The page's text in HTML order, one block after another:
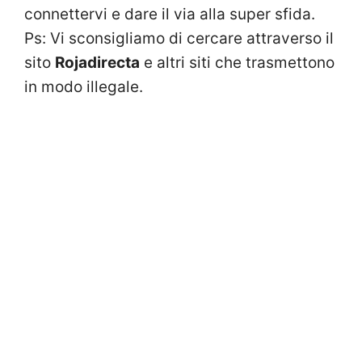
connettervi e dare il via alla super sfida.
Ps: Vi sconsigliamo di cercare attraverso il
sito Rojadirecta e altri siti che trasmettono
in modo illegale.